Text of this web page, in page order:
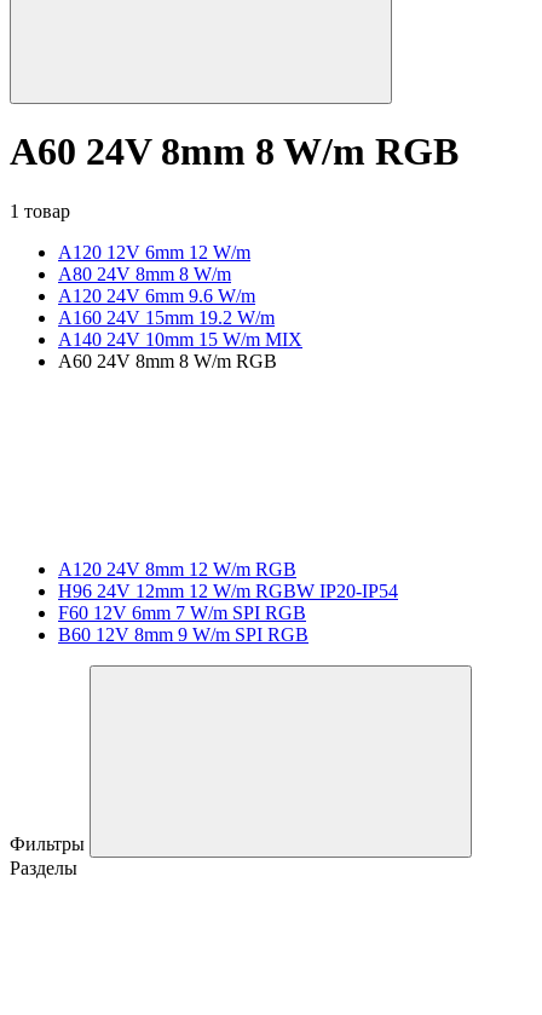
A60 24V 8mm 8 W/m RGB
1 товар
A120 12V 6mm 12 W/m
А80 24V 8mm 8 W/m
A120 24V 6mm 9.6 W/m
A160 24V 15mm 19.2 W/m
A140 24V 10mm 15 W/m MIX
A60 24V 8mm 8 W/m RGB
A120 24V 8mm 12 W/m RGB
H96 24V 12mm 12 W/m RGBW IP20-IP54
F60 12V 6mm 7 W/m SPI RGB
B60 12V 8mm 9 W/m SPI RGB
Фильтры
Разделы